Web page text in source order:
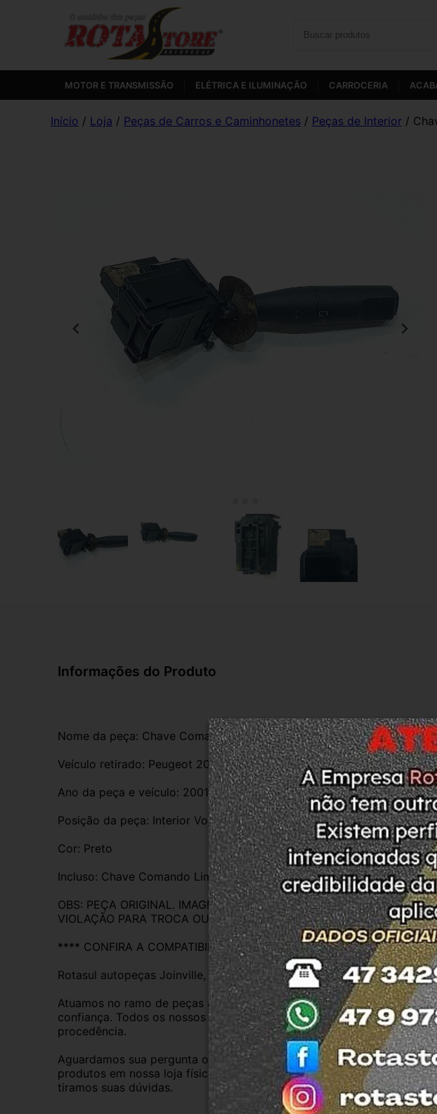
MOTOR E TRANSMISSÃO ELÉTRICA E ILUMINAÇÃO CARROCERIA
Início / Loja / Peças de Carros e Caminhonetes / Peças de Interior /
Informações do Produto
Nome da peça: Chave Comando Limpador Dianteiro Traseiro
Veículo retirado: Peugeot 206
Ano da peça e veículo: 2001
Posição da peça: Interior Volante Chave De Seta
Cor: Preto
Incluso: Chave Comando Limpador Dianteiro E Traseiro
OBS: PEÇA ORIGINAL. IMAGENS REAIS DO PRODUTO. PEÇA COM
VIOLAÇÃO PARA TROCA OU DEVOLUÇÃO. EM CASO DE DÚVIDAS
**** CONFIRA A COMPATIBILIDADE ****
Rotasul autopeças Joinville, empresa credenciada no DETRAN do
Atuamos no ramo de peças automotivas usadas desde 2011 com
confiança. Todos os nossos veículos são baixados no Detran.
procedência.
Aguardamos sua pergunta ou compra e atenderemos o quanto antes.
produtos em nossa loja física também, basta entrar em contato com a
tiramos suas dúvidas.